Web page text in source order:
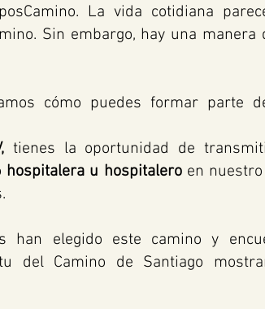
La vida cotidiana
Sin embargo, hay una manera
cómo puedes formar parte
tienes la oportunidad de
hospitalera u hospitaleroen nuestro
han elegido este camino y
del Camino de Santiago